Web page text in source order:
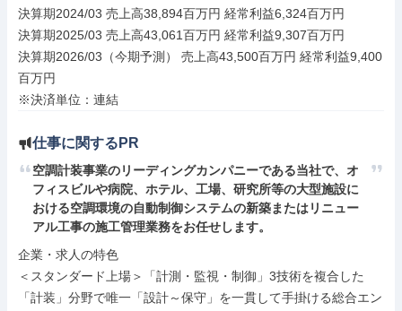
決算期2024/03 売上高38,894百万円 経常利益6,324百万円
決算期2025/03 売上高43,061百万円 経常利益9,307百万円
決算期2026/03（今期予測） 売上高43,500百万円 経常利益9,400
百万円
※決済単位：連結
仕事に関するPR
空調計装事業のリーディングカンパニーである当社で、オ
フィスビルや病院、ホテル、工場、研究所等の大型施設に
おける空調環境の自動制御システムの新築またはリニュー
アル工事の施工管理業務をお任せします。
企業・求人の特色
＜スタンダード上場＞「計測・監視・制御」3技術を複合した
「計装」分野で唯一「設計～保守」を一貫して手掛ける総合エン